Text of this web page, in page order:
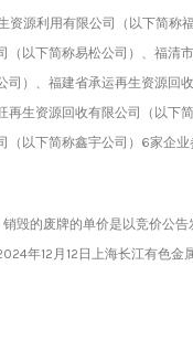
资源利用有限公司（以下简称
（以下简称易松公司）、福清
司）、福建省承运再生资源回
再生资源回收有限公司（以下
（以下简称鑫宇公司 ） 6家企业
销毁的废牌的单价是以竞价公
年12月12日上海长江有色金